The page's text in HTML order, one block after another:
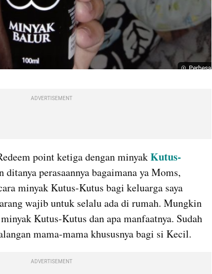
Perbesar
ADVERTISEMENT
point ketiga dengan minyak Kutus-
ditanya perasaannya bagaimana ya Moms,
minyak Kutus-Kutus bagi keluarga saya
wajib untuk selalu ada di rumah. Mungkin
Kutus-Kutus dan apa manfaatnya. Sudah
mama-mama khususnya bagi si Kecil.
ADVERTISEMENT